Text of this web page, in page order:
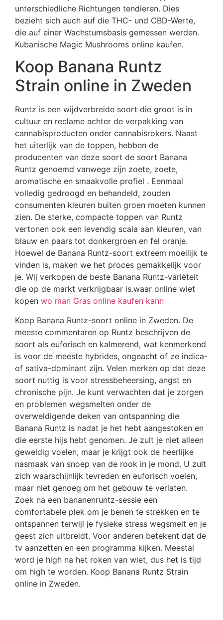
unterschiedliche Richtungen tendieren. Dies
bezieht sich auch auf die THC- und CBD-Werte,
die auf einer Wachstumsbasis gemessen werden.
Kubanische Magic Mushrooms online kaufen.
Koop Banana Runtz
Strain online in Zweden
Runtz is een wijdverbreide soort die groot is in
cultuur en reclame achter de verpakking van
cannabisproducten onder cannabisrokers. Naast
het uiterlijk van de toppen, hebben de
producenten van deze soort de soort Banana
Runtz genoemd vanwege zijn zoete, zoete,
aromatische en smaakvolle profiel . Eenmaal
volledig gedroogd en behandeld, zouden
consumenten kleuren buiten groen moeten kunnen
zien. De sterke, compacte toppen van Runtz
vertonen ook een levendig scala aan kleuren, van
blauw en paars tot donkergroen en fel oranje.
Hoewel de Banana Runtz-soort extreem moeilijk te
vinden is, maken we het proces gemakkelijk voor
je. Wij verkopen de beste Banana Runtz-variëteit
die op de markt verkrijgbaar is.waar online wiet
kopen wo man Gras online kaufen kann
Koop Banana Runtz-soort online in Zweden. De
meeste commentaren op Runtz beschrijven de
soort als euforisch en kalmerend, wat kenmerkend
is voor de meeste hybrides, ongeacht of ze indica-
of sativa-dominant zijn. Velen merken op dat deze
soort nuttig is voor stressbeheersing, angst en
chronische pijn. Je kunt verwachten dat je zorgen
en problemen wegsmelten onder de
overweldigende deken van ontspanning die
Banana Runtz is nadat je het hebt aangestoken en
die eerste hijs hebt genomen. Je zult je niet alleen
geweldig voelen, maar je krijgt ook de heerlijke
nasmaak van snoep van de rook in je mond. U zult
zich waarschijnlijk tevreden en euforisch voelen,
maar niet genoeg om het gebouw te verlaten.
Zoek na een bananenruntz-sessie een
comfortabele plek om je benen te strekken en te
ontspannen terwijl je fysieke stress wegsmelt en je
geest zich uitbreidt. Voor anderen betekent dat de
tv aanzetten en een programma kijken. Meestal
word je high na het roken van wiet, dus het is tijd
om high te worden. Koop Banana Runtz Strain
online in Zweden.